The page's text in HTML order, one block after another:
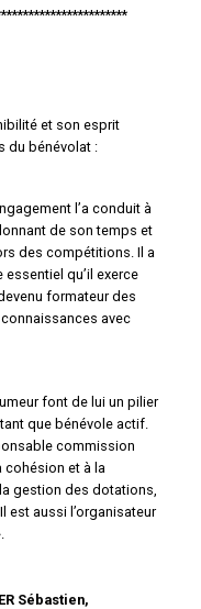
et son esprit
du bénévolat :
l’a conduit à
de son temps et
des compétitions. Il a
qu’il exerce
formateur des
avec
font de lui un pilier
que bénévole actif.
commission
cohésion et à la
gestion des dotations,
est aussi l’organisateur
Sébastien,